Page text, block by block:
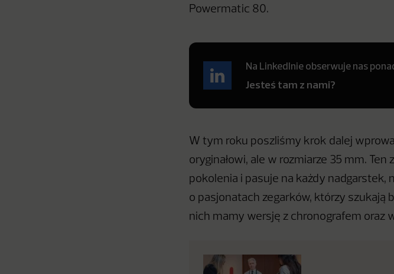
Powermatic 80.
Na LinkedInie obserwuje nas
Jesteś tam z nami?
W tym roku poszliśmy krok dalej
oryginałowi, ale w rozmiarze 35 mm.
pokolenia i pasuje na każdy nadgarstek,
o pasjonatach zegarków, którzy szukają
nich mamy wersję z chronografem oraz